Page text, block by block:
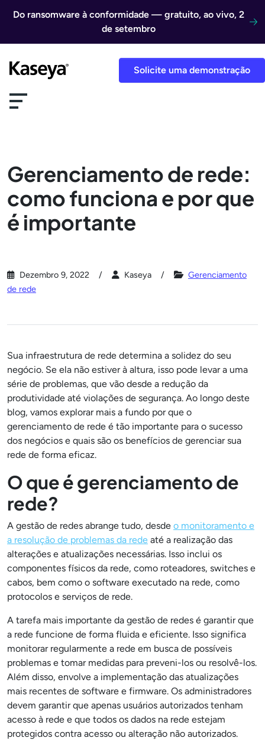
Do ransomware à conformidade — gratuito, ao vivo, 2
de setembro
Solicite uma demonstração
Gerenciamento de rede:
como funciona e por que
é importante
Dezembro 9, 2022 Kaseya
Gerenciamento
de rede
Sua infraestrutura de rede determina a solidez do seu
negócio. Se ela não estiver à altura, isso pode levar a uma
série de problemas, que vão desde a redução da
produtividade até violações de segurança. Ao longo deste
blog, vamos explorar mais a fundo por que o
gerenciamento de rede é tão importante para o sucesso
dos negócios e quais são os benefícios de gerenciar sua
rede de forma eficaz.
O que é gerenciamento de
rede?
A gestão de redes abrange tudo, desde o monitoramento e
a resolução de problemas da rede até a realização das
alterações e atualizações necessárias. Isso inclui os
componentes físicos da rede, como roteadores, switches e
cabos, bem como o software executado na rede, como
protocolos e serviços de rede.
A tarefa mais importante da gestão de redes é garantir que
a rede funcione de forma fluida e eficiente. Isso significa
monitorar regularmente a rede em busca de possíveis
problemas e tomar medidas para preveni-los ou resolvê-los.
Além disso, envolve a implementação das atualizações
mais recentes de software e firmware. Os administradores
devem garantir que apenas usuários autorizados tenham
acesso à rede e que todos os dados na rede estejam
protegidos contra acesso ou alteração não autorizados.